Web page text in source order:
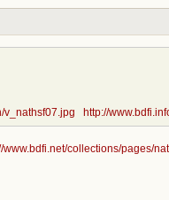
v_nathsf07.jpg http://
www.bdfi.net/collections/pages/